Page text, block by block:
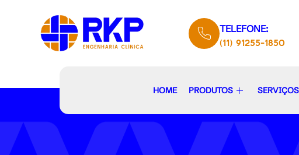
TELEFONE:
(11) 91255-1850
HOME PRODUTOS SERVIÇOS